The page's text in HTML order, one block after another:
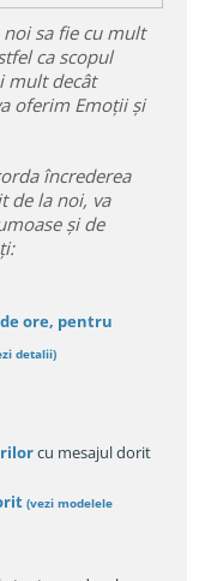
sa fie cu mult
ca scopul
mult decât
oferim Emoții și
încrederea
de la noi, va
și de
ore, pentru
detalii)
cu mesajul dorit
(vezi modelele